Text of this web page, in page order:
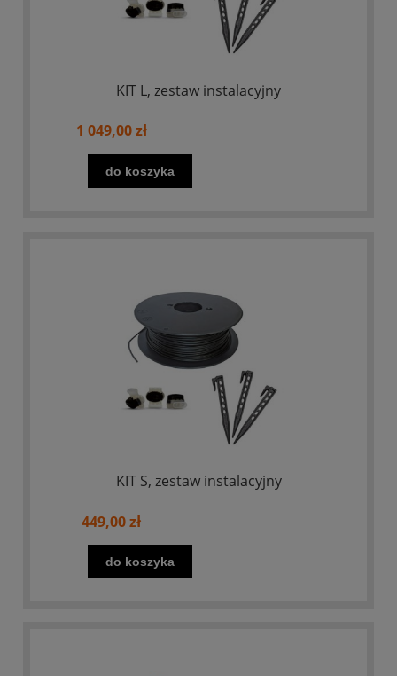
KIT L, zestaw instalacyjny
1 049,00 zł
do koszyka
KIT S, zestaw instalacyjny
449,00 zł
do koszyka